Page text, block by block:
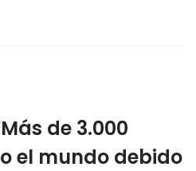
de 3.000
el mundo debido